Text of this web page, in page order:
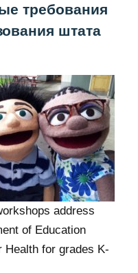
требования
штата
address
of Education
Health for grades K-